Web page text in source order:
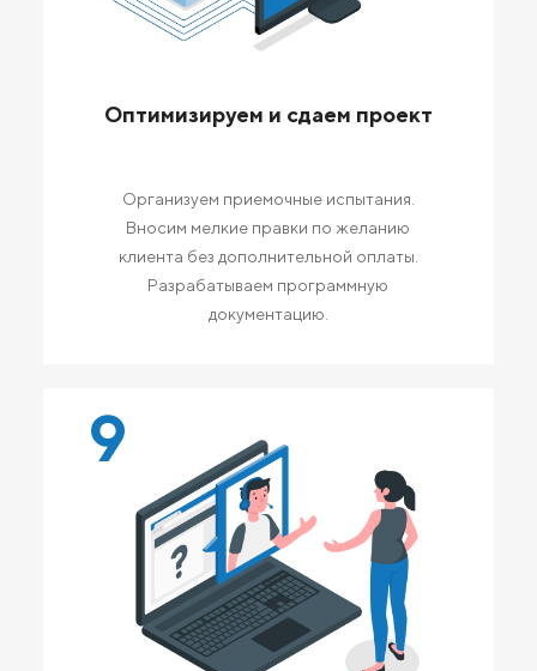
Оптимизируем и сдаем проект
Организуем приемочные испытания.
Вносим мелкие правки по желанию
клиента без дополнительной оплаты.
Разрабатываем программную
документацию.
9